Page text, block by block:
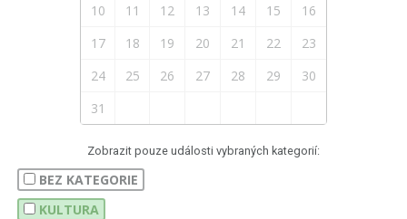
10
11 12 13 14 15
16
17
18 19 20 21 22
23
24
25 26 27 28 29
30
31
Zobrazit pouze události vybraných kategorií:
BEZ KATEGORIE
KULTURA